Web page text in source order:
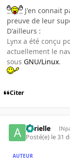
J'en connait
preuve de leur
D'ailleurs :
Lynx a été conçu
actuellement le
sous GNU/Linux.
Citer
aurielle
Posté(e) le 31
AUTEUR